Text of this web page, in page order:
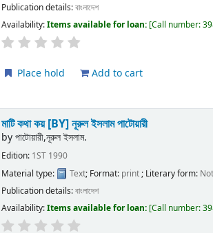
Publication details:বাংলাদেশ
Availability:Items available for loan: Call number:
Place hold Add to cart
মাটি কথা কয়[BY] নূরুল ইসলাম পাটোয়ারী
byপাটোয়ারী,নূরুল ইসলাম.
Edition: 1ST 1990
Material type:
Text; Format: print ; Literary form:
Publication details:বাংলাদেশ
Availability:Items available for loan: Call number: